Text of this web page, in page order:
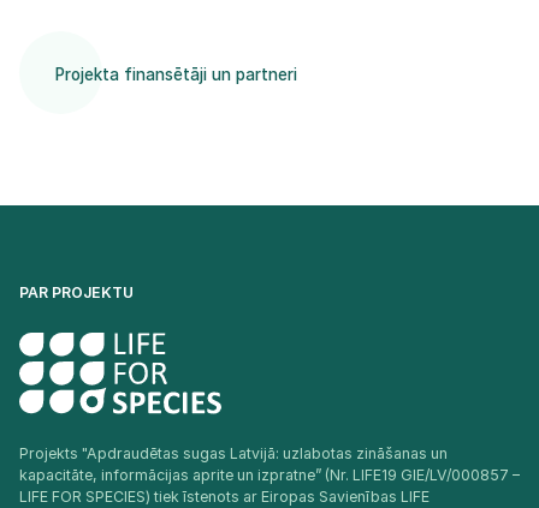
Projekta finansētāji un partneri
PAR PROJEKTU
Projekts "Apdraudētas sugas Latvijā: uzlabotas zināšanas un
kapacitāte, informācijas aprite un izpratne” (Nr. LIFE19 GIE/LV/000857 –
LIFE FOR SPECIES) tiek īstenots ar Eiropas Savienības LIFE